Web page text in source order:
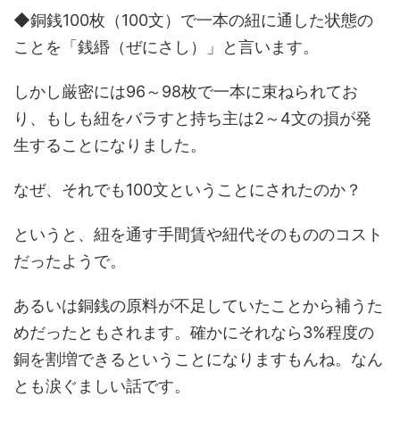
◆銅銭100枚（100文）で一本の紐に通した状態の
ことを「銭緡（ぜにさし）」と言います。
しかし厳密には96～98枚で一本に束ねられてお
り、もしも紐をバラすと持ち主は2～4文の損が発
生することになりました。
なぜ、それでも100文ということにされたのか？
というと、紐を通す手間賃や紐代そのもののコスト
だったようで。
あるいは銅銭の原料が不足していたことから補うた
めだったともされます。確かにそれなら3%程度の
銅を割増できるということになりますもんね。なん
とも涙ぐましい話です。